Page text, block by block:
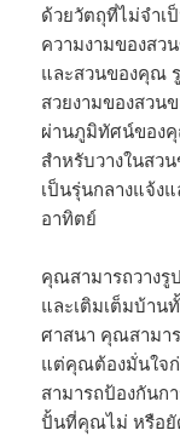
ด้วยวัตถุที่ไม่จำเ
ความงามของสว
และสวนของคุณ
สวยงามของสวน
ผ่านภูมิทัศน์ของ
สำหรับวางในสว
เป็นรุ่นกลางแจ้ง
อาทิตย์
คุณสามารถวางรู
และเติมเต็มบ้าน
ศาสนา คุณสามา
แต่คุณต้องมั่นใจก่
สามารถป้องกันก
ปั้นที่คุณไม่ หรือยั